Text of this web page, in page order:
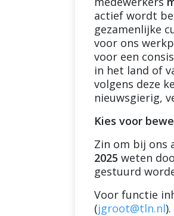
actief wordt
gezamenlijke
voor ons
voor een
in het land of
volgens deze
nieuwsgierig,
Kies voor
Zin om bij ons
2025 weten
gestuurd
Voor functie
(jgroot@tln.nl).